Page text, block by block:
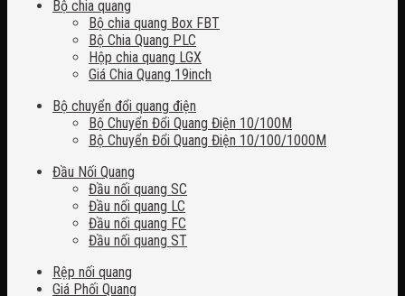
Bộ chia quang
Bộ chia quang Box FBT
Bộ Chia Quang PLC
Hộp chia quang LGX
Giá Chia Quang 19inch
Bộ chuyển đổi quang điện
Bộ Chuyển Đổi Quang Điện 10/100M
Bộ Chuyển Đổi Quang Điện 10/100/1000M
Đầu Nối Quang
Đầu nối quang SC
Đầu nối quang LC
Đầu nối quang FC
Đầu nối quang ST
Rệp nối quang
Giá Phối Quang